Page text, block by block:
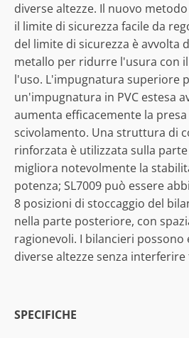
diverse altezze. Il nuovo
il limite di sicurezza facile da
del limite di sicurezza è avvolta
metallo per ridurre l'usura con
l'uso. L'impugnatura superiore
un'impugnatura in PVC estesa
aumenta efficacemente la
scivolamento. Una struttura di
rinforzata è utilizzata sulla
migliora notevolmente la
potenza; SL7009 può essere
8 posizioni di stoccaggio del
nella parte posteriore, con
ragionevoli. I bilancieri possono
diverse altezze senza
SPECIFICHE